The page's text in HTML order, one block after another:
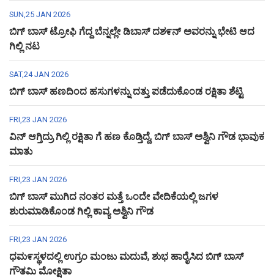
SUN,25 JAN 2026
ಬಿಗ್ ಬಾಸ್ ಟ್ರೋಫಿ ಗೆದ್ದ ಬೆನ್ನಲ್ಲೇ ಡಿಬಾಸ್ ದಶ೯ನ್ ಅವರನ್ನು ಭೇಟಿ ಆದ
ಗಿಲ್ಲಿ ನಟ
SAT,24 JAN 2026
ಬಿಗ್ ಬಾಸ್ ಹಣದಿಂದ ಹಸುಗಳನ್ನು ದತ್ತು ಪಡೆದುಕೊಂಡ ರಕ್ಷಿತಾ ಶೆಟ್ಟಿ
FRI,23 JAN 2026
ವಿನ್ ಆಗ್ತಿದ್ರು ಗಿಲ್ಲಿ ರಕ್ಷಿತಾ ಗೆ ಹಣ ಕೊಡ್ತಿದ್ದೆ, ಬಿಗ್ ಬಾಸ್ ಅಶ್ವಿನಿ ಗೌಡ ಭಾವುಕ
ಮಾತು
FRI,23 JAN 2026
ಬಿಗ್ ಬಾಸ್ ಮುಗಿದ ನಂತರ ಮತ್ತೆ ಒಂದೇ ವೇದಿಕೆಯಲ್ಲಿ ಜಗಳ
ಶುರುಮಾಡಿಕೊಂಡ ಗಿಲ್ಲಿ ಕಾವ್ಯ ಅಶ್ವಿನಿ ಗೌಡ
FRI,23 JAN 2026
ಧಮ೯ಸ್ಥಳದಲ್ಲಿ ಉಗ್ರಂ ಮಂಜು ಮದುವೆ, ಶುಭ ಹಾರೈಸಿದ ಬಿಗ್ ಬಾಸ್
ಗೌತಮಿ ಮೋಕ್ಷಿತಾ